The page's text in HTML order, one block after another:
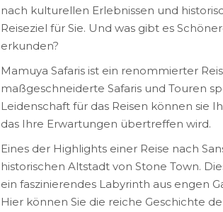
nach kulturellen Erlebnissen und
Reiseziel für Sie. Und was gibt es
erkunden?
Mamuya Safaris ist ein renommierter
maßgeschneiderte Safaris und Touren
Leidenschaft für das Reisen können sie
das Ihre Erwartungen übertreffen wird.
Eines der Highlights einer Reise nach
historischen Altstadt von Stone Town.
ein faszinierendes Labyrinth aus engen
Hier können Sie die reiche Geschichte